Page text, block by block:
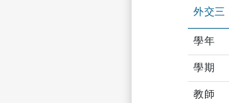
外交三
學年
學期
教師